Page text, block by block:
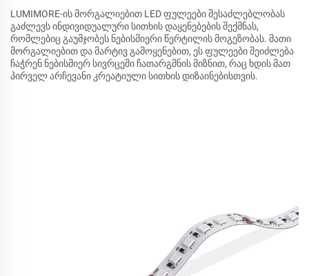
LUMIMORE-ის მორგალიებით LED ფულეები შესაძლებლობას
გაძლევს ინდივიდუალური სითხის დაყენებების შექმნას,
რომლებიც გაუმჯობეს ნებისმიერი წერტილის მოგეზობას. მათი
მორგალიებით და მარტივ გამოყენებით, ეს ფულეები შეიძლება
ჩაჭრენ ნებისმიერ სივრცეში ჩათარგმნის მიზნით, რაც ხდის მათ
პირველ არჩევანი კრეატიული სითხის დიზაინებისთვის.